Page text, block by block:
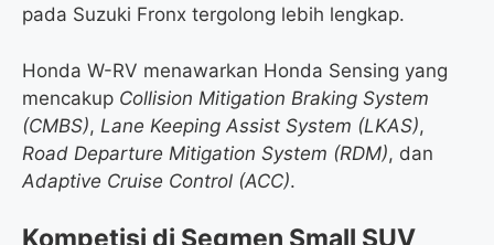
pada Suzuki Fronx tergolong lebih lengkap.
Honda W-RV menawarkan Honda Sensing yang
mencakup Collision Mitigation Braking System
(CMBS), Lane Keeping Assist System (LKAS),
Road Departure Mitigation System (RDM), dan
Adaptive Cruise Control (ACC).
Kompetisi di Segmen Small SUV